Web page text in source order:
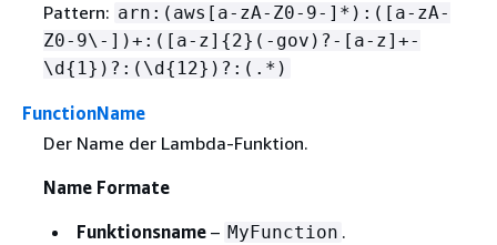
Pattern: arn:(aws[a-zA-Z0-9-]*):([a-zA-
Z0-9\-])+:([a-z] {2}(-gov)?-[a-z]+-
\d{ 1})?:(\d{ 12})?:(.*)
FunctionName
Der Name der Lambda-Funktion.
Name Formate
Funktionsname– MyFunction .